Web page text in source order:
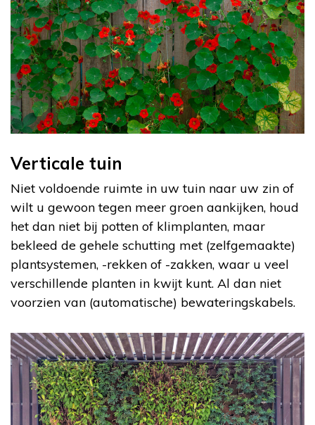
Verticale tuin
Niet voldoende ruimte in uw tuin naar uw zin of
wilt u gewoon tegen meer groen aankijken, houd
het dan niet bij potten of klimplanten, maar
bekleed de gehele schutting met (zelfgemaakte)
plantsystemen, -rekken of -zakken, waar u veel
verschillende planten in kwijt kunt. Al dan niet
voorzien van (automatische) bewateringskabels.